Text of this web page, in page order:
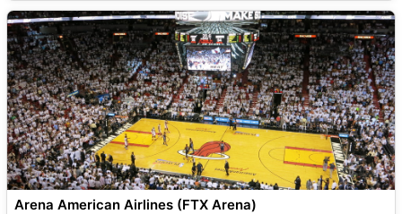
Arena American Airlines (FTX Arena)